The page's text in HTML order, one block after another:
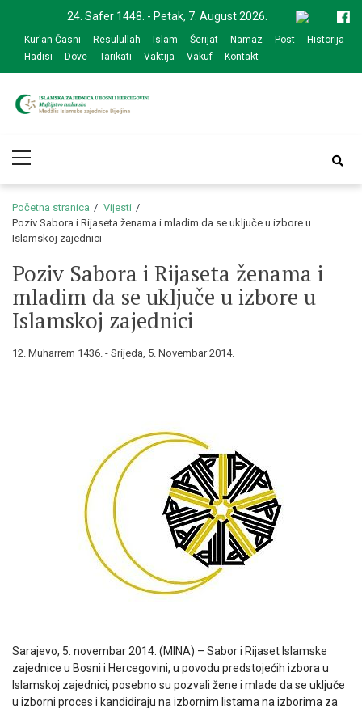
navigation
content
24. Safer 1448. - Petak, 7. August 2026.
Kur'an Časni Resulullah Islam Šerijat Namaz Post
Historija
Hadisi
Dove Tarikati Vaktija Vakuf Kontakt
zajednice Bijeljina
Menu
Početna stranica
Vijesti
Poziv Sabora i Rijaseta ženama i mladim da se uključe u izbore u
Islamskoj zajednici
Poziv Sabora i Rijaseta ženama i
mladim da se uključe u izbore u
Islamskoj zajednici
12. Muharrem 1436. - Srijeda, 5. Novembar 2014.
Sarajevo, 5. novembar 2014. (MINA) – Sabor i Rijaset Islamske
zajednice u Bosni i Hercegovini, u povodu predstojećih izbora u
Islamskoj zajednici, posebno su pozvali žene i mlade da se uključe
u izborni proces i kandidiraju na izbornim listama na izborima za